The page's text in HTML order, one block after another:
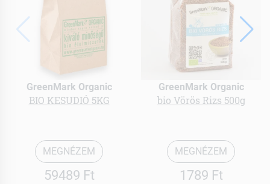
GreenMark Organic
BIO KESUDIÓ 5KG
MEGNÉZEM
59489 Ft
GreenMark Organic
bio Vörös Rizs 500g
MEGNÉZEM
1789 Ft